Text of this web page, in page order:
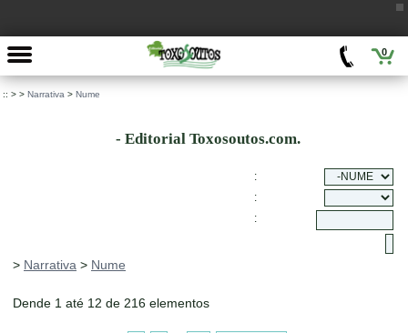
0
:: > > Narrativa > Nume
- Editorial Toxosoutos.com.
:
:
:
> Narrativa > Nume
Dende 1 até 12 de 216 elementos